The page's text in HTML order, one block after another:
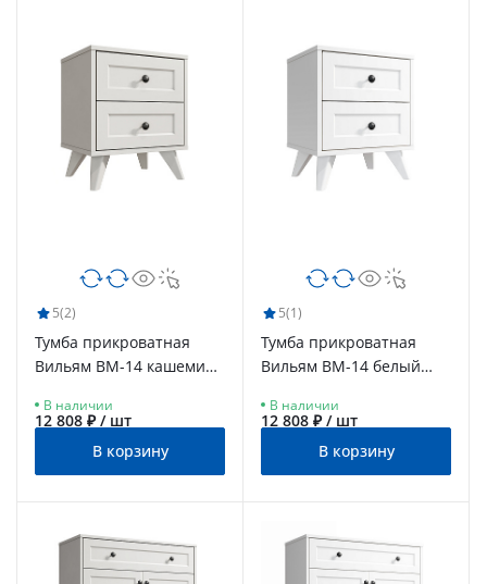
5(2)
Тумба прикроватная
Вильям ВМ-14 кашемир/
В наличии
12 808 ₽ / шт
В корзину
5(1)
Тумба прикроватная
Вильям ВМ-14 белый
В наличии
12 808 ₽ / шт
В корзину